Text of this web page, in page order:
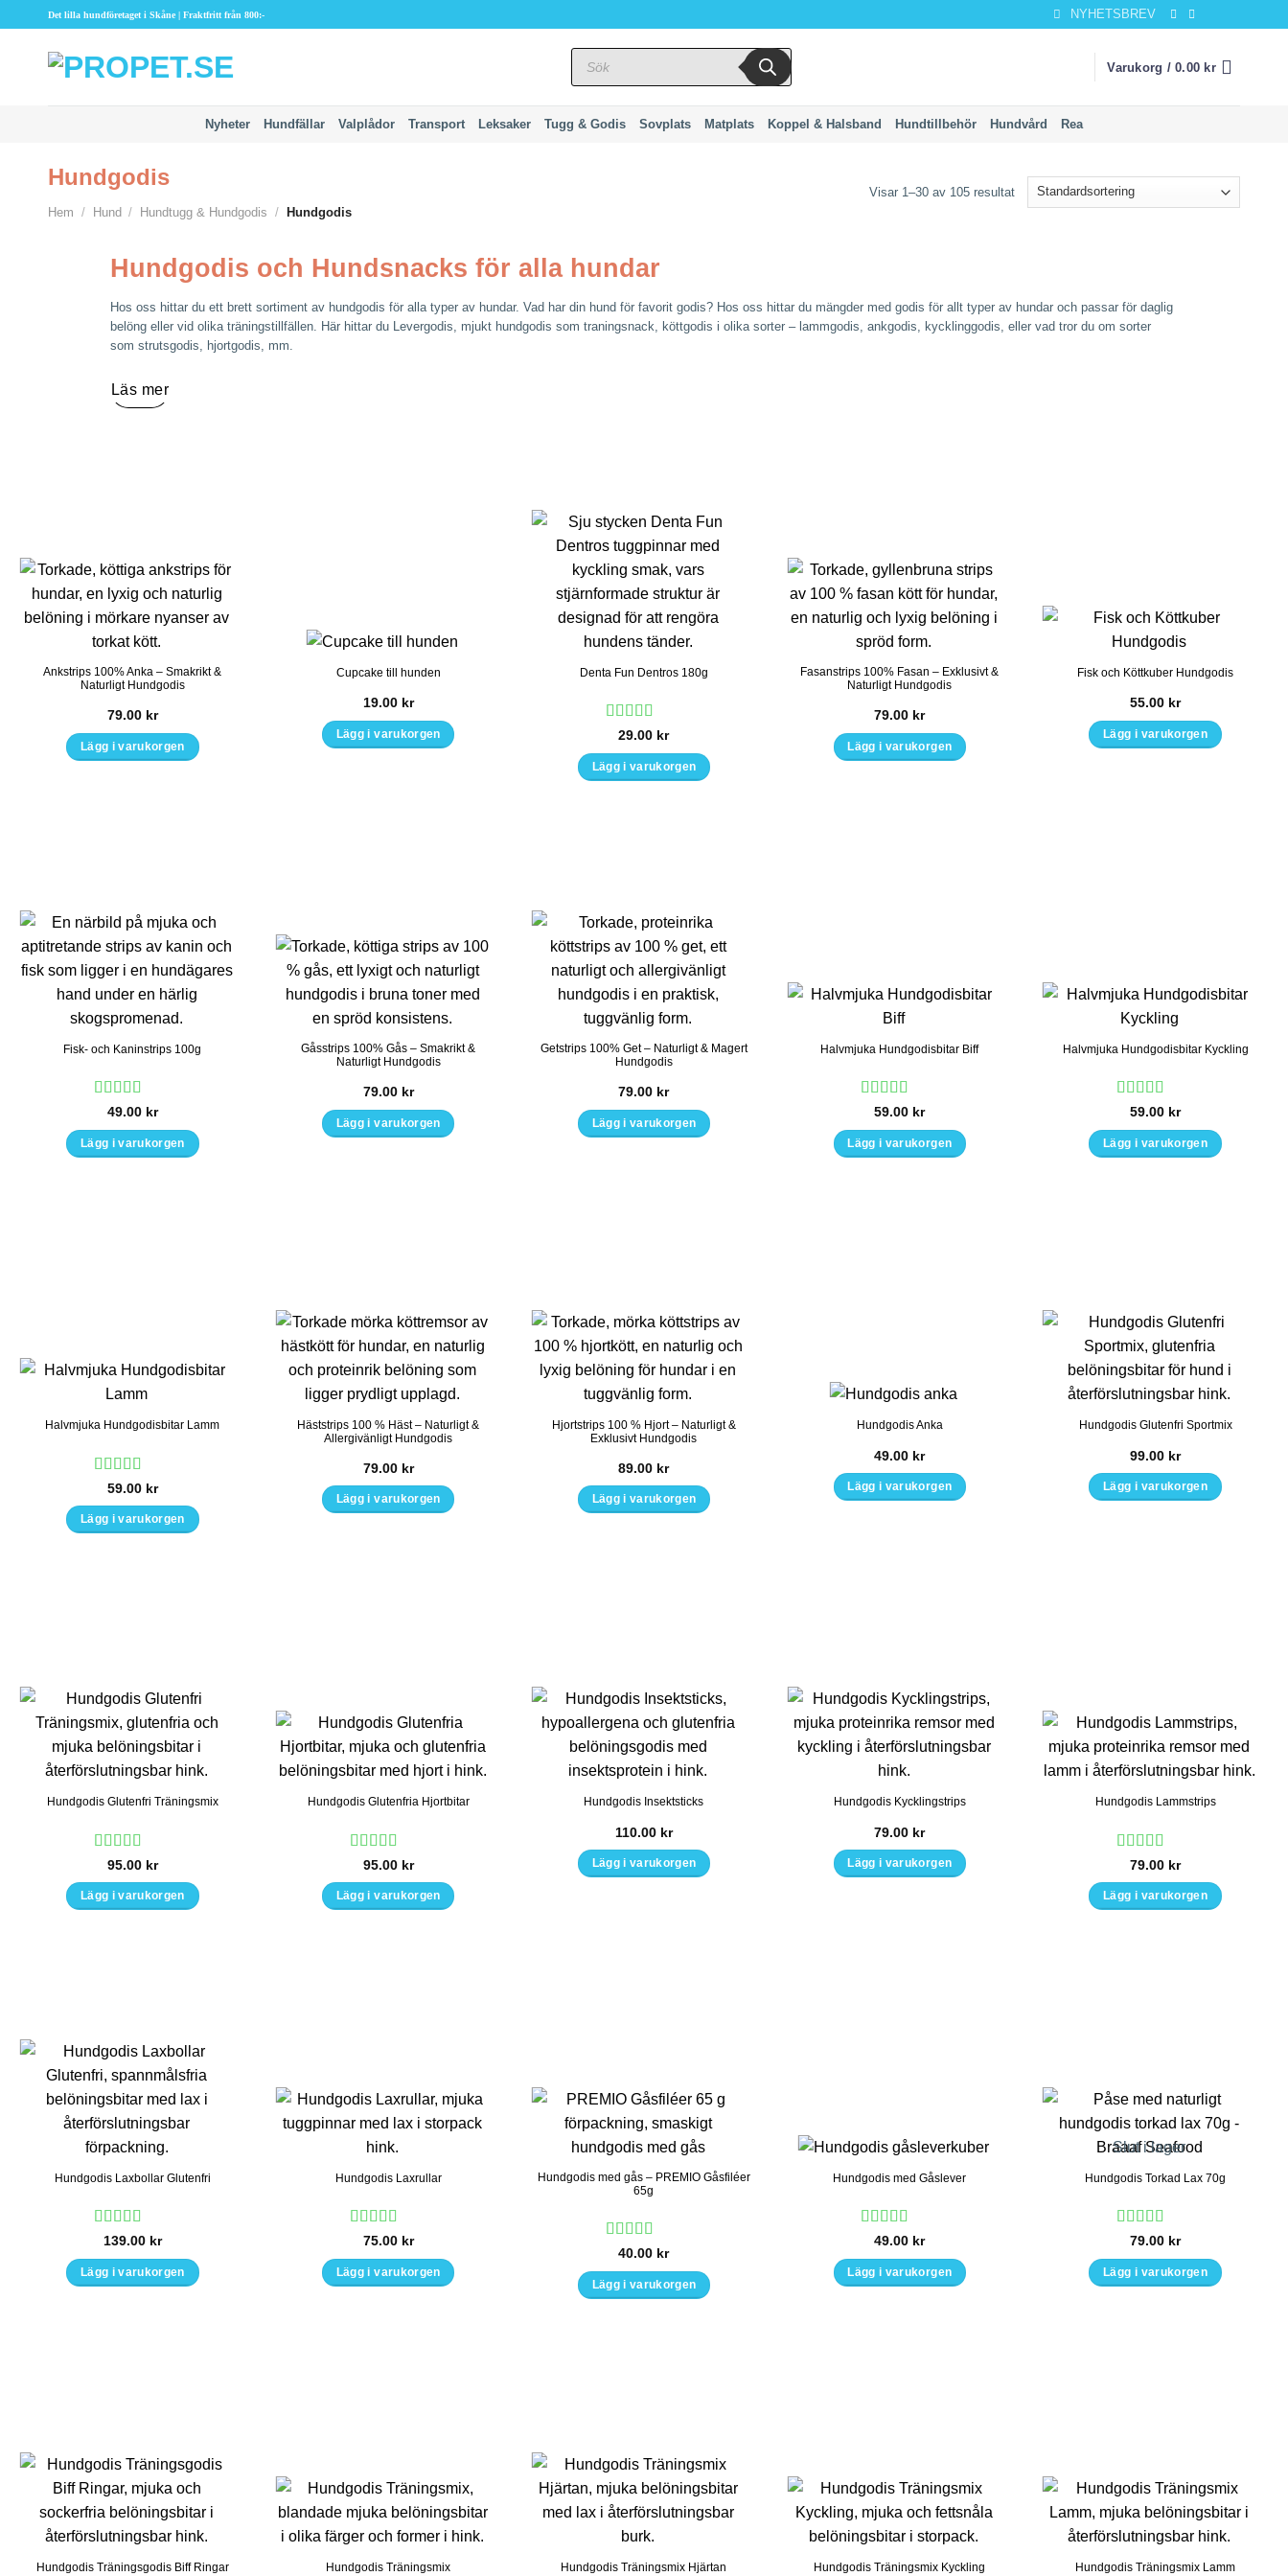
Det lilla hundföretaget i Skåne | Fraktfritt från 800:- NYHETSBREV
Produktsökning
Varukorg /0.00 kr
Nyheter Hundfällar Valplådor Transport Leksaker Tugg & Godis Sovplats Matplats Koppel & Halsband Hundtillbehör Hundvård Rea
Hundgodis
Hem / Hund / Hundtugg & Hundgodis / Hundgodis
Visar 1–30 av 105 resultat
Hundgodis och Hundsnacks för alla hundar
Hos oss hittar du ett brett sortiment av hundgodis för alla typer av hundar. Vad har din hund för favorit godis? Hos oss hittar du mängder med godis för allt typer av hundar och passar för daglig
belöng eller vid olika träningstillfällen. Här hittar du Levergodis, mjukt hundgodis som traningsnack, köttgodis i olika sorter – lammgodis, ankgodis, kycklinggodis, eller vad tror du om sorter
som strutsgodis, hjortgodis, mm.
Läs mer
Ankstrips 100% Anka – Smakrikt &
Naturligt Hundgodis
79.00 kr
Lägg i varukorgen
olika
alternativen
kan
väljas
på
Cupcake till hunden
19.00 kr
Lägg i varukorgen
Denta Fun Dentros 180g
Betygsatt5
29.00 kr
Lägg i varukorgen
Fasanstrips 100% Fasan – Exklusivt &
Naturligt Hundgodis
79.00 kr
Lägg i varukorgen
väljas
på
Fisk och Köttkuber Hundgodis
55.00 kr
Lägg i varukorgen
Fisk- och Kaninstrips 100g
Betygsatt5
49.00 kr
Lägg i varukorgen
Gåsstrips 100% Gås – Smakrikt &
Naturligt Hundgodis
79.00 kr
Lägg i varukorgen
alternativen
kan
väljas
på
Getstrips 100% Get – Naturligt & Magert
Hundgodis
79.00 kr
Lägg i varukorgen
alternativen
kan
väljas
på
Halvmjuka Hundgodisbitar Biff
Betygsatt5
59.00 kr
Lägg i varukorgen
Halvmjuka Hundgodisbitar Kyckling
Betygsatt5
59.00 kr
Lägg i varukorgen
Halvmjuka Hundgodisbitar Lamm
Betygsatt5
av 5
59.00 kr
Lägg i varukorgen
Häststrips 100 % Häst – Naturligt &
Allergivänligt Hundgodis
79.00 kr
Lägg i varukorgen
kan
väljas
på
Hjortstrips 100 % Hjort – Naturligt &
Exklusivt Hundgodis
89.00 kr
Lägg i varukorgen
alternativen
kan
väljas
på
Hundgodis Anka
49.00 kr
Lägg i varukorgen
kan
väljas
på
produktsidan
Hundgodis Glutenfri Sportmix
99.00 kr
Lägg i varukorgen
Hundgodis Glutenfri Träningsmix
Betygsatt5
av 5
95.00 kr
Lägg i varukorgen
Hundgodis Glutenfria Hjortbitar
Betygsatt
4av 5
95.00 kr
Lägg i varukorgen
Hundgodis Insektsticks
110.00 kr
Lägg i varukorgen
Hundgodis Kycklingstrips
79.00 kr
Lägg i varukorgen
Hundgodis Lammstrips
Betygsatt5
av 5
79.00 kr
Lägg i varukorgen
Hundgodis Laxbollar Glutenfri
Betygsatt5
139.00 kr
Lägg i varukorgen
Hundgodis Laxrullar
Betygsatt5
75.00 kr
Lägg i varukorgen
Hundgodis med gås – PREMIO Gåsfiléer
65g
Betygsatt5
av 5
40.00 kr
Lägg i varukorgen
Hundgodis med Gåslever
Betygsatt5
49.00 kr
Lägg i varukorgen
Slut i lager
Hundgodis Torkad Lax 70g
Betygsatt5
79.00 kr
Lägg i varukorgen
Hundgodis Träningsgodis Biff Ringar Hundgodis Träningsmix Hundgodis Träningsmix Hjärtan Hundgodis Träningsmix Kyckling Hundgodis Träningsmix Lamm